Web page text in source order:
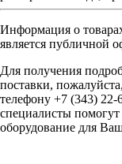
Информация о
является публичной
Для получения
поставки,
телефону +7 (343) 22-
специалисты
оборудование для